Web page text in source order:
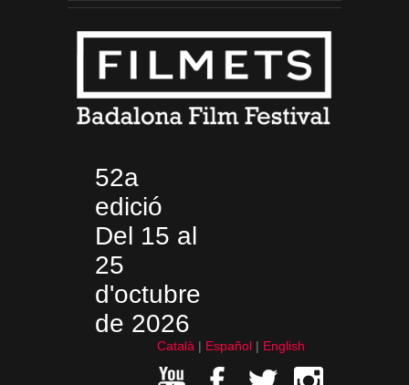
52a
edició
Del 15 al
25
d'octubre
de 2026
Català Español English